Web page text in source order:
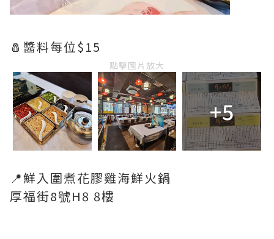
🧂醬料每位$15
點擊圖片放大
+5
📍鮮入圍煮花膠雞海鮮火鍋
厚福街8號H8 8樓